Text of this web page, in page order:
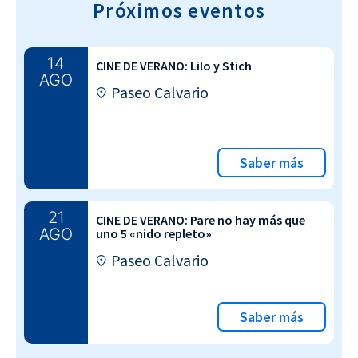
Próximos eventos
14
AGO
CINE DE VERANO: Lilo y Stich
Paseo Calvario
Saber más
21
AGO
CINE DE VERANO: Pare no hay más que
uno 5 «nido repleto»
Paseo Calvario
Saber más